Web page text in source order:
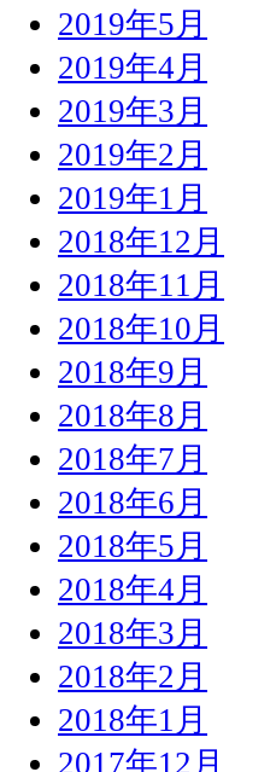
2019年5月
2019年4月
2019年3月
2019年2月
2019年1月
2018年12月
2018年11月
2018年10月
2018年9月
2018年8月
2018年7月
2018年6月
2018年5月
2018年4月
2018年3月
2018年2月
2018年1月
2017年12月